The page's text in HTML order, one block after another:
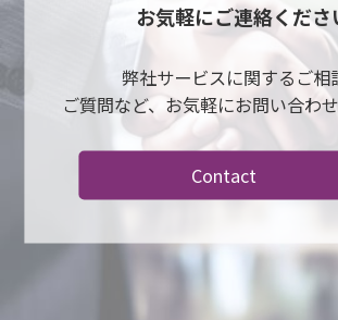
お気軽にご連絡くださ
弊社サービスに関するご相
ご質問など、お気軽にお問い合わ
Contact